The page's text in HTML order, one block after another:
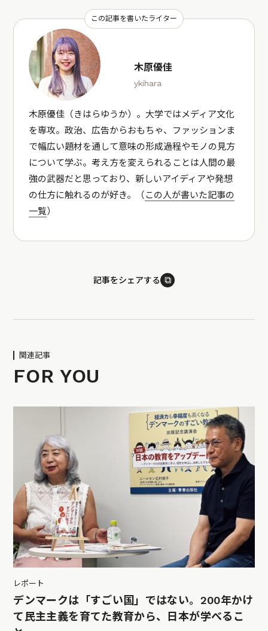
この記事を書いたライター
木原優佳
ykihara
木原優佳（きはらゆうか）。大学ではメディア文化
を専攻。政治、広告からおもちゃ、ファッションま
で幅広い題材を通して意味の形成過程やモノの見方
について学ぶ。考え方を変えられることは人間の最
強の武器だと思っており、新しいアイディアや発想
の仕方に触れるのが好き。（この人が書いた記事の
一覧）
記事をシェアする ⧉
関連記事
FOR YOU
レポート
デンマークは「すごい国」ではない。200年かけ
て民主主義を育てた教育から、日本が学べるこ